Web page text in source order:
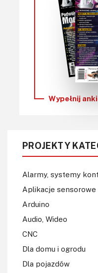
Wypełnij
PROJEKTY
Alarmy, systemy
Aplikacje sensorowe
Arduino
Audio, Wideo
CNC
Dla domu i ogrodu
Dla pojazdów